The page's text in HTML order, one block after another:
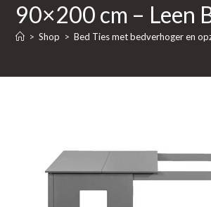
90×200 cm – Leen
> Shop > Bed Ties met bedverhoger en